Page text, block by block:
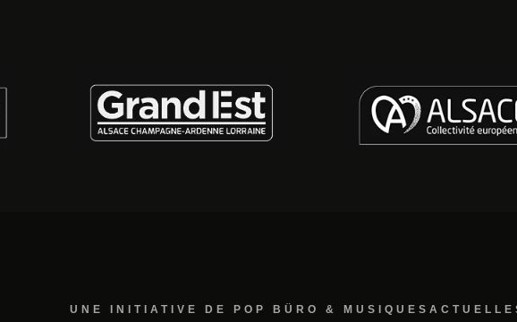
UNE INITIATIVE DE POP BÜRO &